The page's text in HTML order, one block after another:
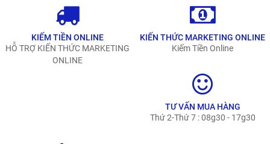
KIẾM TIỀN ONLINE
HỖ TRỢ KIẾN THỨC MARKETING
ONLINE
KIẾN THỨC MARKETING ONLINE
Kiếm Tiền Online
TƯ VẤN MUA HÀNG
Thứ 2-Thứ 7 : 08g30 - 17g30